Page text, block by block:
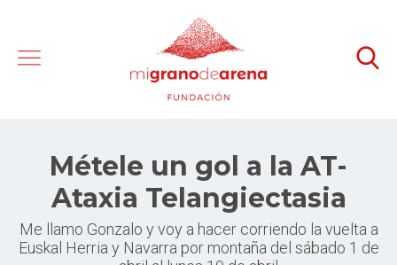
Métele un gol a la AT-
Ataxia Telangiectasia
Me llamo Gonzalo y voy a hacer corriendo la vuelta a
Euskal Herria y Navarra por montaña del sábado 1 de